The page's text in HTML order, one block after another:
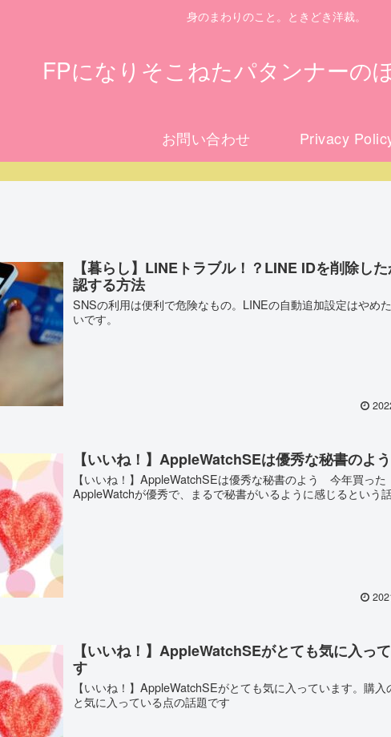
身のまわりのこと。ときどき洋裁。
FPになりそこねたパタンナーの
お問い合わせ Privacy
【暮らし】LINEトラブル！？LINE IDを削除し
認する方法
SNSの利用は便利で危険なもの。LINEの自動追加設定はやめ
いです。
【いいね！】AppleWatchSEは優秀な秘書のよう
【いいね！】AppleWatchSEは優秀な秘書のよう 今年買った
AppleWatchが優秀で、まるで秘書がいるように感じるという話
【いいね！】AppleWatchSEがとても気に入っ
す
【いいね！】AppleWatchSEがとても気に入っています。購入
と気に入っている点の話題です